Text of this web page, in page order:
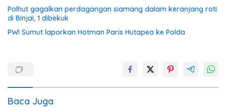
Polhut gagalkan perdagangan siamang dalam keranjang roti
di Binjai, 1 dibekuk
PWI Sumut laporkan Hotman Paris Hutapea ke Polda
Baca Juga